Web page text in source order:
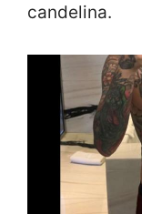
candelina.